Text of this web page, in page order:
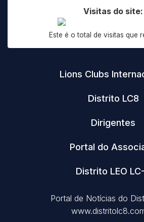
Visitas do site:
Este é o total de visitas que
Lions Clubs
Distrito LC8
Dirigentes
Portal do
Distrito LEO
Portal de Notícias do